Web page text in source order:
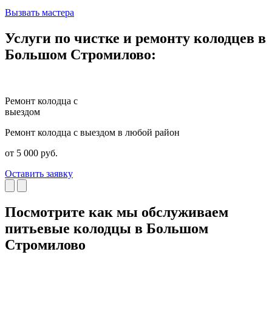
Вызвать мастера
Услуги по чистке и ремонту колодцев в
Большом Стромилово:
Ремонт колодца с
выездом
Ремонт колодца с выездом в любой район
от 5 000 руб.
Оставить заявку
Посмотрите как мы обслуживаем
питьевые колодцы в Большом
Стромилово